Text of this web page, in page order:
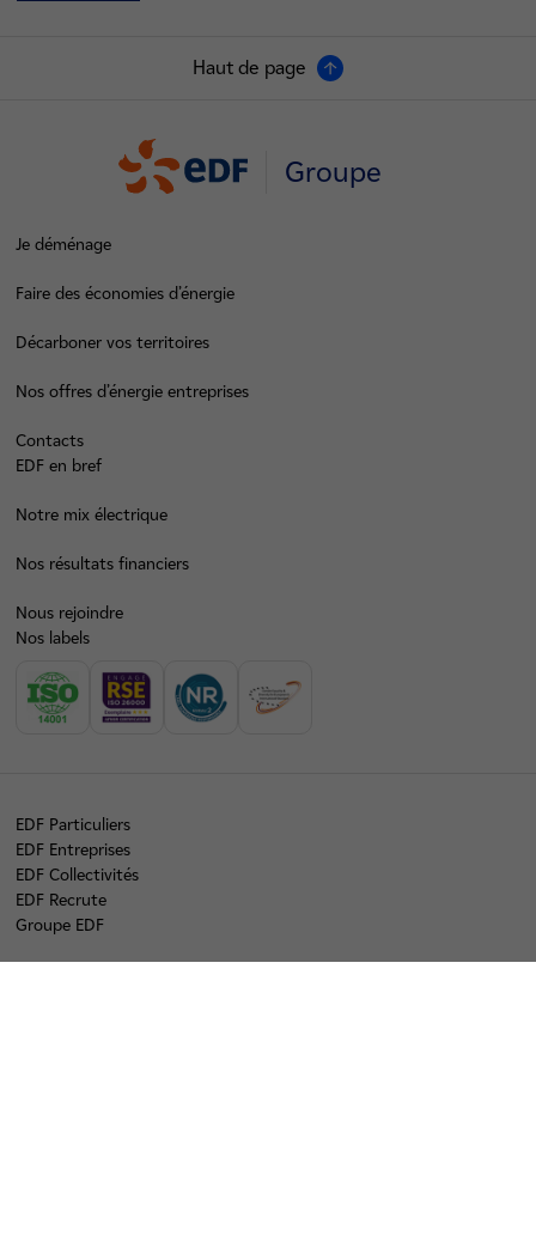
Haut de page
Groupe
Je déménage
Faire des économies d’énergie
Décarboner vos territoires
Nos offres d’énergie entreprises
Contacts
EDF en bref
Notre mix électrique
Nos résultats financiers
Nous rejoindre
Nos labels
EDF Particuliers
EDF Entreprises
EDF Collectivités
EDF Recrute
Groupe EDF